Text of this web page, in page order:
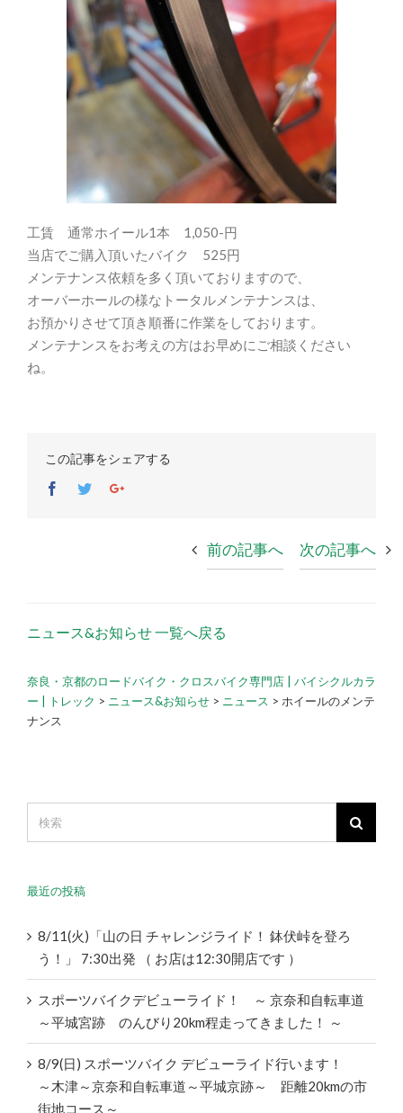
工賃 通常ホイール1本 1,050-円
当店でご購入頂いたバイク 525円
メンテナンス依頼を多く頂いておりますので、
オーバーホールの様なトータルメンテナンスは、
お預かりさせて頂き順番に作業をしております。
メンテナンスをお考えの方はお早めにご相談ください
ね。
この記事をシェアする
Facebook
TwitterGoogle+
前の記事へ 次の記事へ
ニュース&お知らせ 一覧へ戻る
奈良・京都のロードバイク・クロスバイク専門店 | バイシクルカラ
ー | トレック > ニュース&お知らせ > ニュース > ホイールのメンテ
ナンス
最近の投稿
8/11(火)「山の日 チャレンジライド！ 鉢伏峠を登ろ
う！」 7:30出発 （ お店は12:30開店です ）
スポーツバイクデビューライド！ ～ 京奈和自転車道
～平城宮跡 のんびり20km程走ってきました！ ～
8/9(日) スポーツバイク デビューライド行います！
～木津～京奈和自転車道～平城京跡～ 距離20kmの市
街地コース～